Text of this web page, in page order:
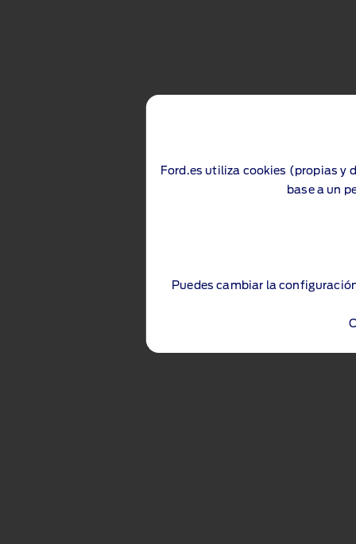
Ford.es utiliza cookies (propias y
base a un
Puedes cambiar la